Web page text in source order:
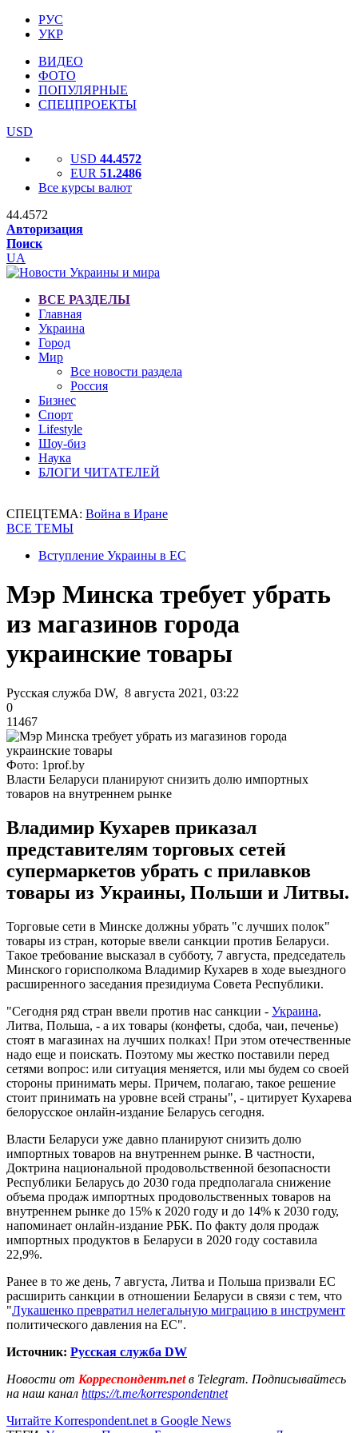
РУС
УКР
ВИДЕО
ФОТО
ПОПУЛЯРНЫЕ
СПЕЦПРОЕКТЫ
USD
USD 44.4572
EUR 51.2486
Все курсы валют
44.4572
Авторизация
Поиск
UA
ВСЕ РАЗДЕЛЫ
Главная
Украина
Город
Мир
Все новости раздела
Россия
Бизнес
Спорт
Lifestyle
Шоу-биз
Наука
БЛОГИ ЧИТАТЕЛЕЙ
СПЕЦТЕМА: Война в Иране
ВСЕ ТЕМЫ
Вступление Украины в ЕС
Мэр Минска требует убрать
из магазинов города
украинские товары
Русская служба DW, 8 августа 2021, 03:22
0
11467
Фото: 1prof.by
Власти Беларуси планируют снизить долю импортных
товаров на внутреннем рынке
Владимир Кухарев приказал
представителям торговых сетей
супермаркетов убрать с прилавков
товары из Украины, Польши и Литвы.
Торговые сети в Минске должны убрать "с лучших полок"
товары из стран, которые ввели санкции против Беларуси.
Такое требование высказал в субботу, 7 августа, председатель
Минского горисполкома Владимир Кухарев в ходе выездного
расширенного заседания президиума Совета Республики.
"Сегодня ряд стран ввели против нас санкции - Украина,
Литва, Польша, - а их товары (конфеты, сдоба, чаи, печенье)
стоят в магазинах на лучших полках! При этом отечественные
надо еще и поискать. Поэтому мы жестко поставили перед
сетями вопрос: или ситуация меняется, или мы будем со своей
стороны принимать меры. Причем, полагаю, такое решение
стоит принимать на уровне всей страны", - цитирует Кухарева
белорусское онлайн-издание Беларусь сегодня.
Власти Беларуси уже давно планируют снизить долю
импортных товаров на внутреннем рынке. В частности,
Доктрина национальной продовольственной безопасности
Республики Беларусь до 2030 года предполагала снижение
объема продаж импортных продовольственных товаров на
внутреннем рынке до 15% к 2020 году и до 14% к 2030 году,
напоминает онлайн-издание РБК. По факту доля продаж
импортных продуктов в Беларуси в 2020 году составила
22,9%.
Ранее в то же день, 7 августа, Литва и Польша призвали ЕС
расширить санкции в отношении Беларуси в связи с тем, что
"Лукашенко превратил нелегальную миграцию в инструмент
политического давления на ЕС".
Источник: Русская служба DW
Новости от Корреспондент.netв Telegram. Подписывайтесь
на наш канал https://t.me/korrespondentnet
Читайте Korrespondent.net в Google News